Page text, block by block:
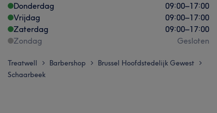
Donderdag
09:00–17:00
Vrijdag
09:00–17:00
Zaterdag
09:00–17:00
Zondag
Gesloten
Treatwell > Barbershop > Brussel Hoofdstedelijk Gewest >
Schaarbeek